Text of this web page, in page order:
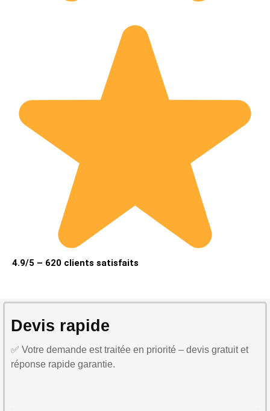
4.9/5 – 620 clients satisfaits
Devis rapide
✅ Votre demande est traitée en priorité – devis gratuit et
réponse rapide garantie.